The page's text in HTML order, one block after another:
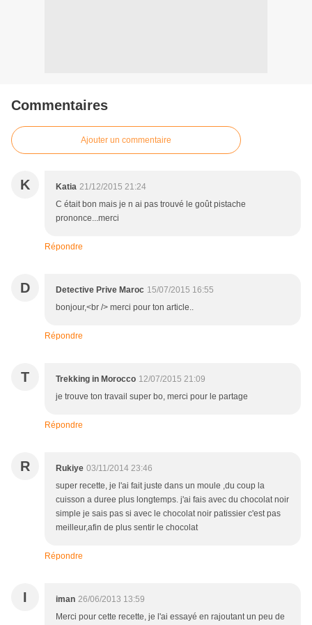
Commentaires
Ajouter un commentaire
K Katia 21/12/2015 21:24
C était bon mais je n ai pas trouvé le goût pistache
prononce...merci
Répondre
D Detective Prive Maroc 15/07/2015 16:55
bonjour,<br /> merci pour ton article..
Répondre
T Trekking in Morocco 12/07/2015 21:09
je trouve ton travail super bo, merci pour le partage
Répondre
R Rukiye 03/11/2014 23:46
super recette, je l'ai fait juste dans un moule ,du coup la
cuisson a duree plus longtemps. j'ai fais avec du chocolat noir
simple je sais pas si avec le chocolat noir patissier c'est pas
meilleur,afin de plus sentir le chocolat
Répondre
I iman 26/06/2013 13:59
Merci pour cette recette, je l'ai essayé en rajoutant un peu de